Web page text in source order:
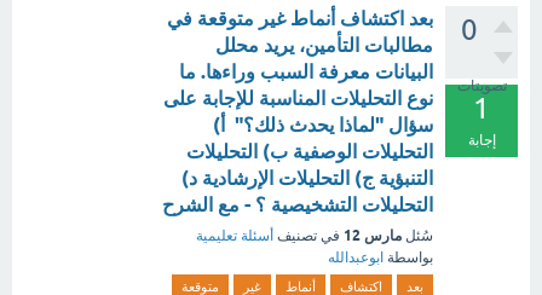
0
تصويتات
1
إجابة
بعد اكتشاف أنماط غير متوقعة في
مطالبات التأمين، يريد محلل
البيانات معرفة السبب وراءها. ما
نوع التحليلات المناسبة للإجابة على
سؤال "لماذا يحدث ذلك؟" أ)
التحليلات الوصفية ب) التحليلات
التنبؤية ج) التحليلات الإرشادية د)
التحليلات التشخيصية ؟ - مع الشرح
سُئل مارس 12 في تصنيف أسئلة تعليمية
بواسطة ابوعبدالله
بعد اكتشاف أنماط غير
متوقعة